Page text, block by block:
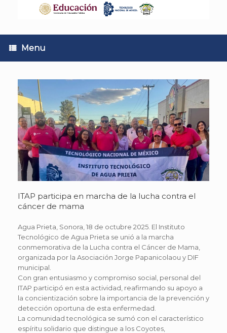
Menu
ITAP participa en marcha de la lucha contra el
cáncer de mama
Agua Prieta, Sonora, 18 de octubre 2025. El Instituto
Tecnológico de Agua Prieta se unió a la marcha
conmemorativa de la Lucha contra el Cáncer de Mama,
organizada por la Asociación Jorge Papanicolaou y DIF
municipal.
Con gran entusiasmo y compromiso social, personal del
ITAP participó en esta actividad, reafirmando su apoyo a
la concientización sobre la importancia de la prevención y
detección oportuna de esta enfermedad.
La comunidad tecnológica se sumó con el característico
espíritu solidario que distingue a los Coyotes,